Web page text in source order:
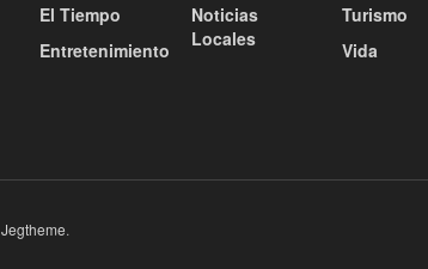
El Tiempo
Entretenimiento
Noticias
Locales
Turismo
Vida
Jegtheme.